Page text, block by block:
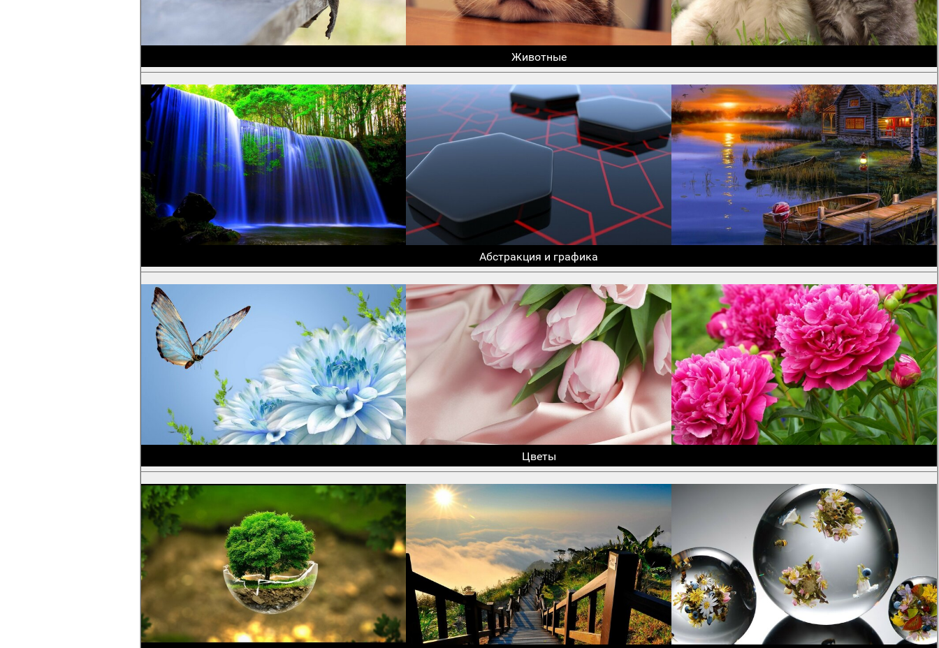
Животные
Абстракция и графика
Цветы